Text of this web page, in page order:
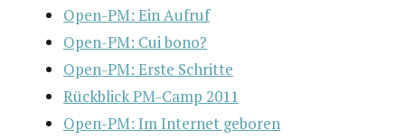
Open-PM: Ein Aufruf
Open-PM: Cui bono?
Open-PM: Ers­te Schritte
Rück­blick PM-Camp 2011
Open-PM: Im Inter­net geboren